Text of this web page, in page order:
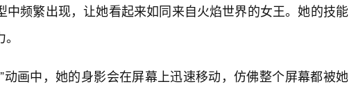
中频繁出现，让她看起来如同来自火焰世界的女王。她的技能
动画中，她的身影会在屏幕上迅速移动，仿佛整个屏幕都被她